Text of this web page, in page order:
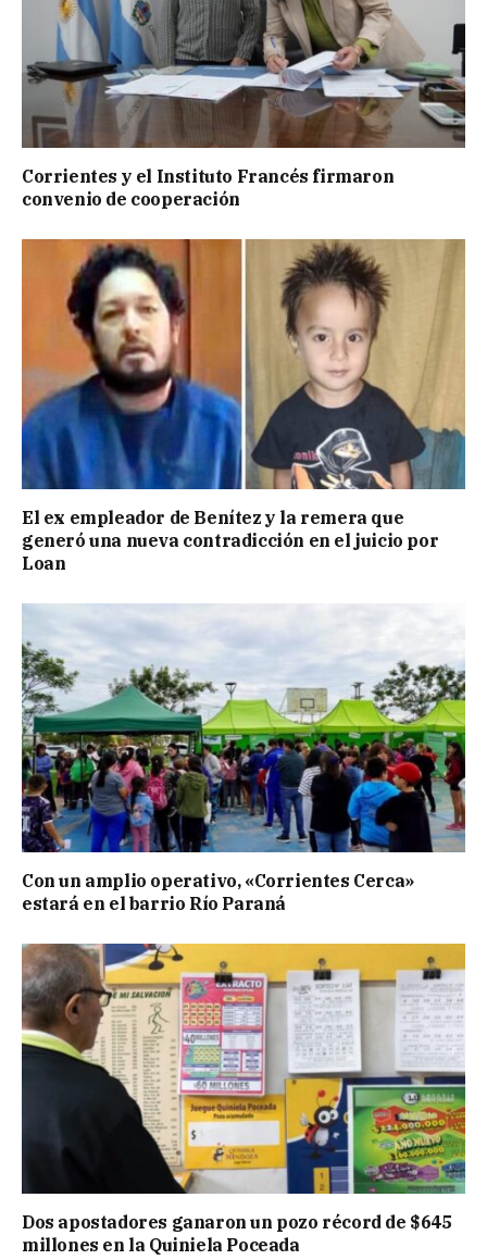
Corrientes y el Instituto Francés firmaron
convenio de cooperación
El ex empleador de Benítez y la remera que
generó una nueva contradicción en el juicio por
Loan
Con un amplio operativo, «Corrientes Cerca»
estará en el barrio Río Paraná
Dos apostadores ganaron un pozo récord de $645
millones en la Quiniela Poceada